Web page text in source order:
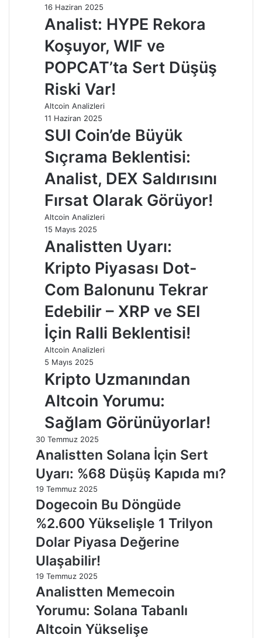
16 Haziran 2025
Analist: HYPE Rekora
Koşuyor, WIF ve
POPCAT’ta Sert Düşüş
Riski Var!
Altcoin Analizleri
11 Haziran 2025
SUI Coin’de Büyük
Sıçrama Beklentisi:
Analist, DEX Saldırısını
Fırsat Olarak Görüyor!
Altcoin Analizleri
15 Mayıs 2025
Analistten Uyarı:
Kripto Piyasası Dot-
Com Balonunu Tekrar
Edebilir – XRP ve SEI
İçin Ralli Beklentisi!
Altcoin Analizleri
5 Mayıs 2025
Kripto Uzmanından
Altcoin Yorumu:
Sağlam Görünüyorlar!
30 Temmuz 2025
Analistten Solana İçin Sert
Uyarı: %68 Düşüş Kapıda mı?
19 Temmuz 2025
Dogecoin Bu Döngüde
%2.600 Yükselişle 1 Trilyon
Dolar Piyasa Değerine
Ulaşabilir!
19 Temmuz 2025
Analistten Memecoin
Yorumu: Solana Tabanlı
Altcoin Yükselişe